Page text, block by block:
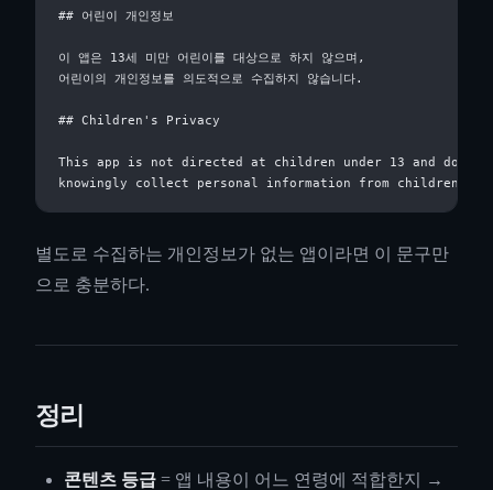
## 어린이 개인정보
이 앱은 13세 미만 어린이를 대상으로 하지 않으며,
어린이의 개인정보를 의도적으로 수집하지 않습니다.
## Children's Privacy
This app is not directed at children under 13 and does
별도로 수집하는 개인정보가 없는 앱이라면 이 문구만
으로 충분하다.
정리
콘텐츠 등급= 앱 내용이 어느 연령에 적합한지 →